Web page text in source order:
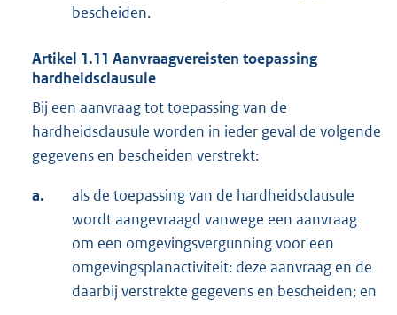
bescheiden.
Artikel 1.11 Aanvraagvereisten toepassing
hardheidsclausule
Bij een aanvraag tot toepassing van de
hardheidsclausule worden in ieder geval de volgende
gegevens en bescheiden verstrekt:
a.
als de toepassing van de hardheidsclausule
wordt aangevraagd vanwege een aanvraag
om een omgevingsvergunning voor een
omgevingsplanactiviteit: deze aanvraag en de
daarbij verstrekte gegevens en bescheiden; en